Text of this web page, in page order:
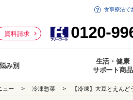
資料請求 0120-
食事療法で
み別
生活・健康
サポート商品
ュー 冷凍惣菜 【冷凍】大豆とえん